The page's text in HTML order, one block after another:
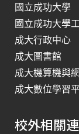
國立成功大學
國立成功大學
成大行政中心
成大圖書館
成大機算機與
成大數位學習
校外相關